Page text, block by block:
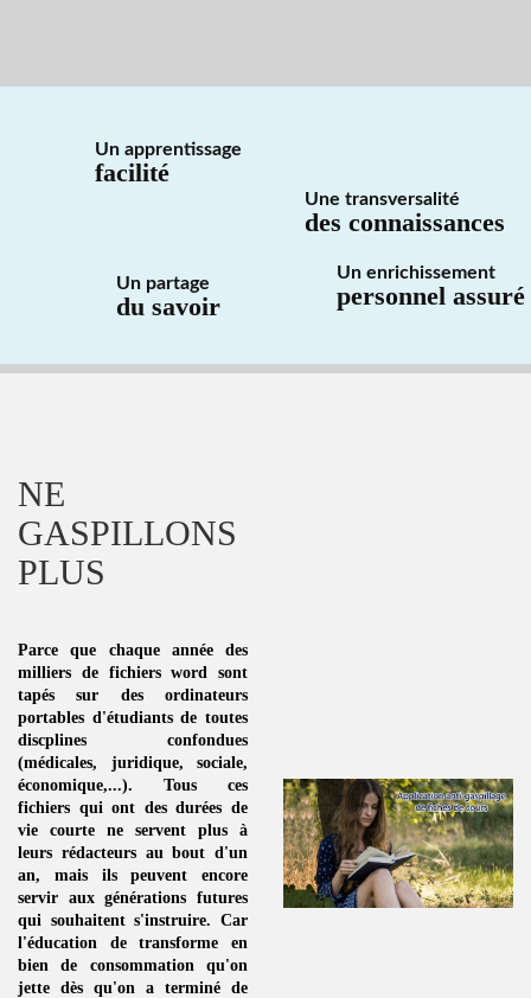
Un apprentissage
facilité
Une transversalité
des connaissances
Un partage
du savoir
Un enrichissement
personnel assuré
NE
GASPILLONS
PLUS
Parce que chaque année des
milliers de fichiers word sont
tapés sur des ordinateurs
portables d'étudiants de toutes
discplines confondues
(médicales, juridique, sociale,
économique,...). Tous ces
fichiers qui ont des durées de
vie courte ne servent plus à
leurs rédacteurs au bout d'un
an, mais ils peuvent encore
servir aux générations futures
qui souhaitent s'instruire. Car
l'éducation de transforme en
bien de consommation qu'on
jette dès qu'on a terminé de